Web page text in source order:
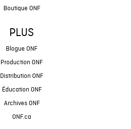
Boutique ONF
PLUS
Blogue ONF
Production ONF
Distribution ONF
Éducation ONF
Archives ONF
ONF.ca